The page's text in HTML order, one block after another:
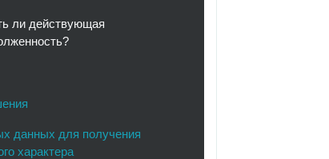
ли действующая
данных для получения
характера